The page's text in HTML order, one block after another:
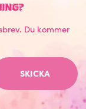
Du kommer
SKICKA